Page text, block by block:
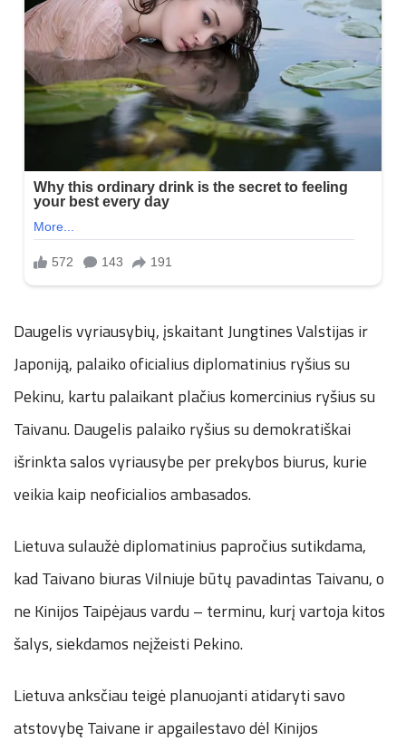
Daugelis vyriausybių, įskaitant Jungtines Valstijas ir
Japoniją, palaiko oficialius diplomatinius ryšius su
Pekinu, kartu palaikant plačius komercinius ryšius su
Taivanu. Daugelis palaiko ryšius su demokratiškai
išrinkta salos vyriausybe per prekybos biurus, kurie
veikia kaip neoficialios ambasados.
Lietuva sulaužė diplomatinius papročius sutikdama,
kad Taivano biuras Vilniuje būtų pavadintas Taivanu, o
ne Kinijos Taipėjaus vardu – terminu, kurį vartoja kitos
šalys, siekdamos neįžeisti Pekino.
Lietuva anksčiau teigė planuojanti atidaryti savo
atstovybę Taivane ir apgailestavo dėl Kinijos